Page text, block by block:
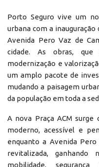
Porto Seguro vive um
urbana com a inauguração
Avenida Pero Vaz de
cidade. As obras,
modernização e
um amplo pacote de
mudando a paisagem
da população em toda a
A nova Praça ACM surge
moderno, acessível e
enquanto a Avenida
revitalizada, ganhando
mobilidade,